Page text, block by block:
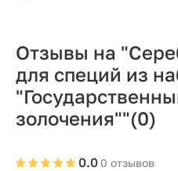
Отзывы на
для специй из
золочения""(0)
0 отзывов
0.0